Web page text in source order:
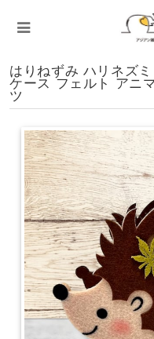
はりねずみ ハリネズ
ケース フェルト アニ
ツ